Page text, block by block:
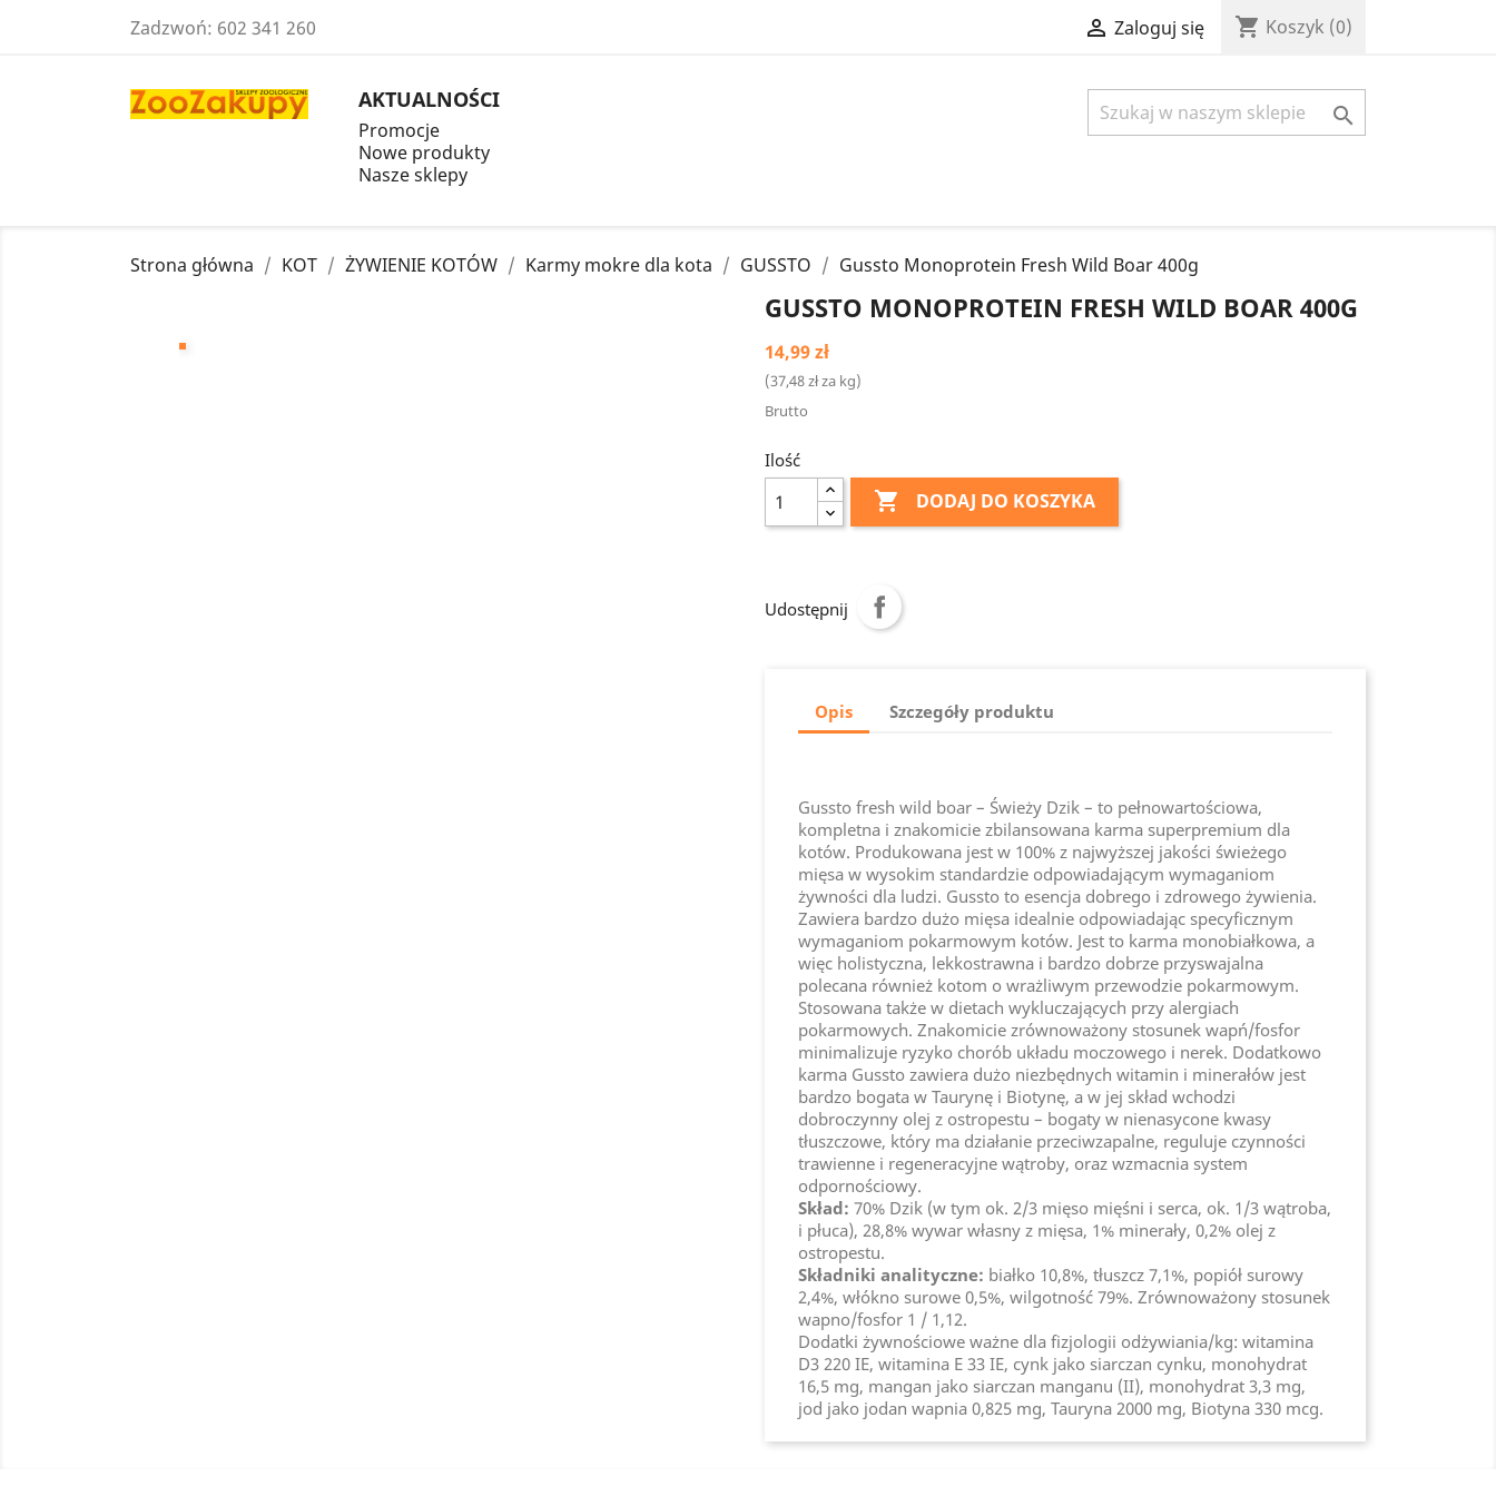
Zadzwoń: 602 341 260  Zaloguj się shopping_cart Koszyk (0)
AKTUALNOŚCI
Promocje
Nowe produkty
Nasze sklepy

Strona główna KOT ŻYWIENIE KOTÓW Karmy mokre dla kota GUSSTO Gussto Monoprotein Fresh Wild Boar 400g
GUSSTO MONOPROTEIN FRESH WILD BOAR 400G
14,99 zł
(37,48 zł za kg)
Brutto
Ilość
 DODAJ DO KOSZYKA
Udostępnij
Opis Szczegóły produktu
Gussto fresh wild boar – Świeży Dzik – to pełnowartościowa,
kompletna i znakomicie zbilansowana karma superpremium dla
kotów. Produkowana jest w 100% z najwyższej jakości świeżego
mięsa w wysokim standardzie odpowiadającym wymaganiom
żywności dla ludzi. Gussto to esencja dobrego i zdrowego żywienia.
Zawiera bardzo dużo mięsa idealnie odpowiadając specyficznym
wymaganiom pokarmowym kotów. Jest to karma monobiałkowa, a
więc holistyczna, lekkostrawna i bardzo dobrze przyswajalna
polecana również kotom o wrażliwym przewodzie pokarmowym.
Stosowana także w dietach wykluczających przy alergiach
pokarmowych. Znakomicie zrównoważony stosunek wapń/fosfor
minimalizuje ryzyko chorób układu moczowego i nerek. Dodatkowo
karma Gussto zawiera dużo niezbędnych witamin i minerałów jest
bardzo bogata w Taurynę i Biotynę, a w jej skład wchodzi
dobroczynny olej z ostropestu – bogaty w nienasycone kwasy
tłuszczowe, który ma działanie przeciwzapalne, reguluje czynności
trawienne i regeneracyjne wątroby, oraz wzmacnia system
odpornościowy.
Skład: 70% Dzik (w tym ok. 2/3 mięso mięśni i serca, ok. 1/3 wątroba,
i płuca), 28,8% wywar własny z mięsa, 1% minerały, 0,2% olej z
ostropestu.
Składniki analityczne: białko 10,8%, tłuszcz 7,1%, popiół surowy
2,4%, włókno surowe 0,5%, wilgotność 79%. Zrównoważony stosunek
wapno/fosfor 1 / 1,12.
Dodatki żywnościowe ważne dla fizjologii odżywiania/kg: witamina
D3 220 IE, witamina E 33 IE, cynk jako siarczan cynku, monohydrat
16,5 mg, mangan jako siarczan manganu (II), monohydrat 3,3 mg,
jod jako jodan wapnia 0,825 mg, Tauryna 2000 mg, Biotyna 330 mcg.